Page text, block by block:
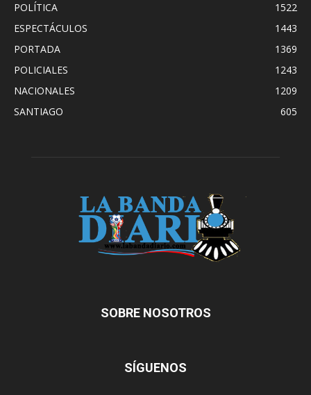
POLÍTICA
1522
ESPECTÁCULOS
1443
PORTADA
1369
POLICIALES
1243
NACIONALES
1209
SANTIAGO
605
SOBRE NOSOTROS
SÍGUENOS